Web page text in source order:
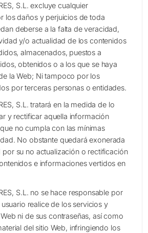
S.L. excluye cualquier
los daños y perjuicios de toda
deberse a la falta de veracidad,
y/o actualidad de los contenidos
almacenados, puestos a
obtenidos o a los que se haya
la Web; Ni tampoco por los
por terceras personas o entidades.
S.L. tratará en la medida de lo
y rectificar aquella información
no cumpla con las mínimas
No obstante quedará exonerada
su no actualización o rectificación
e informaciones vertidos en
S.L. no se hace responsable por
realice de los servicios y
ni de sus contraseñas, así como
del sitio Web, infringiendo los